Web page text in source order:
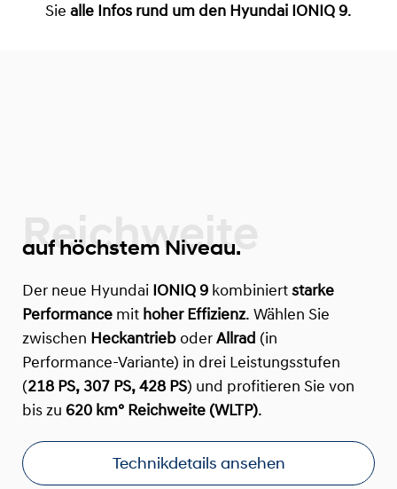
Sie alle Infos rund um den Hyundai IONIQ 9.
Reichweite
auf höchstem Niveau.
Der neue Hyundai IONIQ 9 kombiniert starke
Performance mit hoher Effizienz. Wählen Sie
zwischen Heckantrieb oder Allrad (in
Performance-Variante) in drei Leistungsstufen
(218 PS, 307 PS, 428 PS) und profitieren Sie von
bis zu 620 km° Reichweite (WLTP).
Technikdetails ansehen